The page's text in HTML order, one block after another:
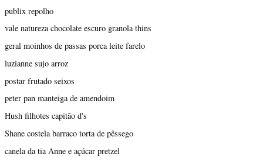
publix repolho
vale natureza chocolate escuro granola thins
geral moinhos de passas porca leite farelo
luzianne sujo arroz
postar frutado seixos
peter pan manteiga de amendoim
Hush filhotes capitão d's
Shane costela barraco torta de pêssego
canela da tia Anne e açúcar pretzel